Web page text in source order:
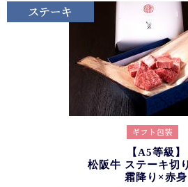
【A5等級】
松阪牛 ステーキ切
霜降り×赤身